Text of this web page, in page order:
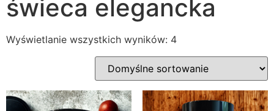
świeca elegancka
Wyświetlanie wszystkich wyników: 4